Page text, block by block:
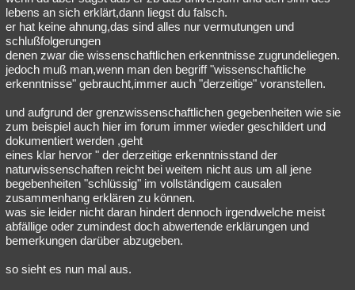
lebens an sich erklärt,dann liegst du falsch.
er hat keine ahnung,das sind alles nur vermutungen und
schlußfolgerungen
denen zwar die wissenschaftlichen erkenntnisse zugrundeliegen.
jedoch muß man,wenn man den begriff "wissenschaftliche
erkenntnisse" gebraucht,immer auch "derzeitige" voranstellen.
und aufgrund der grenzwissenschaftlichen gegebenheiten wie sie
zum beispiel auch hier im forum immer wieder geschildert und
dokumentiert werden ,geht
eines klar hervor " der derzeitige erkenntnisstand der
naturwissenschaften reicht bei weitem nicht aus um all jene
begebenheiten "schlüssig" im vollständigem causalen
zusammenhang erklären zu können.
was sie leider nicht daran hindert dennoch irgendwelche meist
abfällige oder zumindest doch abwertende erklärungen und
bemerkungen darüber abzugeben.
so sieht es nun mal aus.